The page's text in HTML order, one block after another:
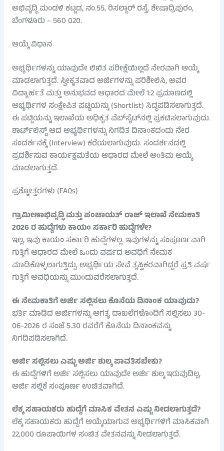
ಅಭಿವೃದ್ಧಿ ಮಂಡಳಿ ಕಟ್ಟಡ, ನಂ.55, ರಿಸಲ್ದಾರ್ ರಸ್ತೆ, ಶೇಷಾದ್ರಿಪುರಂ,
ಬೆಂಗಳೂರು – 560 020.
ಆಯ್ಕೆ ವಿಧಾನ
ಅಭ್ಯರ್ಥಿಗಳನ್ನು ಯಾವುದೇ ಲಿಖಿತ ಪರೀಕ್ಷೆಯಿಲ್ಲದೆ ನೇರವಾಗಿ ಆಯ್ಕೆ
ಮಾಡಲಾಗುತ್ತದೆ. ಸ್ವೀಕೃತವಾದ ಅರ್ಜಿಗಳನ್ನು ಪರಿಶೀಲಿಸಿ, ಅವರ
ವಿದ್ಯಾರ್ಹತೆ ಮತ್ತು ಅನುಭವದ ಆಧಾರದ ಮೇಲೆ 1:2 ಪ್ರಮಾಣದಲ್ಲಿ
ಅಭ್ಯರ್ಥಿಗಳ ಸಂಕ್ಷೇಪಿತ ಪಟ್ಟಿಯನ್ನು (Shortlist) ಸಿದ್ಧಪಡಿಸಲಾಗುತ್ತದೆ.
ಈ ಪಟ್ಟಿಯನ್ನು ಇಲಾಖೆಯ ಅಧಿಕೃತ ವೆಬ್‌ಸೈಟ್‌ನಲ್ಲಿ ಪ್ರಕಟಿಸಲಾಗುವುದು.
ಶಾರ್ಟ್‌ಲಿಸ್ಟ್ ಆದ ಅಭ್ಯರ್ಥಿಗಳನ್ನು ನಿಗದಿತ ದಿನಾಂಕದಂದು ನೇರ
ಸಂದರ್ಶನಕ್ಕೆ (Interview) ಕರೆಯಲಾಗುವುದು. ಸಂದರ್ಶನದಲ್ಲಿ
ಪ್ರದರ್ಶಿಸುವ ಕಾರ್ಯಕ್ಷಮತೆಯ ಆಧಾರದ ಮೇಲೆ ಅಂತಿಮ ಆಯ್ಕೆ
ಮಾಡಲಾಗುತ್ತದೆ.
ಪ್ರಶ್ನೋತ್ತರಗಳು (FAQs)
ಗ್ರಾಮೀಣಾಭಿವೃದ್ಧಿ ಮತ್ತು ಪಂಚಾಯತ್ ರಾಜ್ ಇಲಾಖೆ ನೇಮಕಾತಿ
2026 ರ ಹುದ್ದೆಗಳು ಕಾಯಂ ಸರ್ಕಾರಿ ಹುದ್ದೆಗಳೇ?
ಇಲ್ಲ, ಇವು ಕಾಯಂ ಸರ್ಕಾರಿ ಹುದ್ದೆಗಳಲ್ಲ. ಇವುಗಳನ್ನು ಸಂಪೂರ್ಣವಾಗಿ
ಗುತ್ತಿಗೆ ಆಧಾರದ ಮೇಲೆ ಒಂದು ವರ್ಷದ ಅವಧಿಗೆ ನೇಮಕ
ಮಾಡಿಕೊಳ್ಳಲಾಗುತ್ತಿದ್ದು, ಅಭ್ಯರ್ಥಿಯ ಸೇವೆ ತೃಪ್ತಿಕರವಾಗಿದ್ದರೆ ಪ್ರತಿ ವರ್ಷ
ಗುತ್ತಿಗೆ ಅವಧಿಯನ್ನು ಮುಂದುವರೆಸಲಾಗುತ್ತದೆ.
ಈ ನೇಮಕಾತಿಗೆ ಅರ್ಜಿ ಸಲ್ಲಿಸಲು ಕೊನೆಯ ದಿನಾಂಕ ಯಾವುದು?
ಭರ್ತಿ ಮಾಡಿದ ಅರ್ಜಿಗಳನ್ನು ಅಗತ್ಯ ದಾಖಲೆಗಳೊಂದಿಗೆ ಸಲ್ಲಿಸಲು 30-
06-2026 ರ ಸಂಜೆ 5.30 ರವರೆಗೆ ಕೊನೆಯ ದಿನಾಂಕವನ್ನು
ನಿಗದಿಪಡಿಸಲಾಗಿದೆ.
ಅರ್ಜಿ ಸಲ್ಲಿಸಲು ಎಷ್ಟು ಅರ್ಜಿ ಶುಲ್ಕ ಪಾವತಿಸಬೇಕು?
ಈ ಹುದ್ದೆಗಳಿಗೆ ಅರ್ಜಿ ಸಲ್ಲಿಸಲು ಯಾವುದೇ ಅರ್ಜಿ ಶುಲ್ಕ ಇರುವುದಿಲ್ಲ,
ಅರ್ಜಿ ಸಲ್ಲಿಕೆ ಸಂಪೂರ್ಣ ಉಚಿತವಾಗಿದೆ.
ಲೆಕ್ಕ ಸಹಾಯಕರು ಹುದ್ದೆಗೆ ಮಾಸಿಕ ವೇತನ ಎಷ್ಟು ನೀಡಲಾಗುತ್ತದೆ?
ಲೆಕ್ಕ ಸಹಾಯಕರು ಹುದ್ದೆಗೆ ಆಯ್ಕೆಯಾಗುವ ಅಭ್ಯರ್ಥಿಗಳಿಗೆ ಮಾಸಿಕವಾಗಿ
22,000 ರೂಪಾಯಿಗಳ ಸಂಚಿತ ವೇತನವನ್ನು ನೀಡಲಾಗುತ್ತದೆ.